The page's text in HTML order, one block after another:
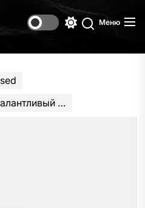
Поиск
Меню
ярких достижений